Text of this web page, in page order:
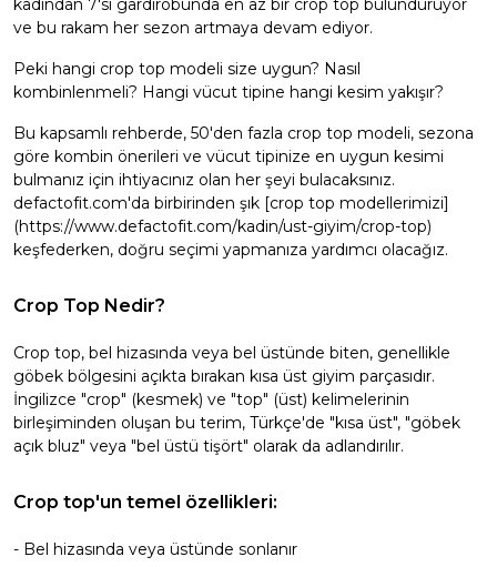
kadından 7'si gardırobunda en az bir crop top bulunduruyor
ve bu rakam her sezon artmaya devam ediyor.
Peki hangi crop top modeli size uygun? Nasıl
kombinlenmeli? Hangi vücut tipine hangi kesim yakışır?
Bu kapsamlı rehberde, 50'den fazla crop top modeli, sezona
göre kombin önerileri ve vücut tipinize en uygun kesimi
bulmanız için ihtiyacınız olan her şeyi bulacaksınız.
defactofit.com'da birbirinden şık [crop top modellerimizi]
(https://www.defactofit.com/kadin/ust-giyim/crop-top)
keşfederken, doğru seçimi yapmanıza yardımcı olacağız.
Crop Top Nedir?
Crop top, bel hizasında veya bel üstünde biten, genellikle
göbek bölgesini açıkta bırakan kısa üst giyim parçasıdır.
İngilizce "crop" (kesmek) ve "top" (üst) kelimelerinin
birleşiminden oluşan bu terim, Türkçe'de "kısa üst", "göbek
açık bluz" veya "bel üstü tişört" olarak da adlandırılır.
Crop top'un temel özellikleri:
- Bel hizasında veya üstünde sonlanır